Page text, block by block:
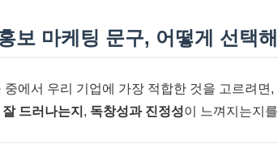
보 마케팅 문구, 어떻게 선택
에서 우리 기업에 가장 적합한 것을 고르려면,
드러나는지 , 독창성과 진정성이 느껴지는지